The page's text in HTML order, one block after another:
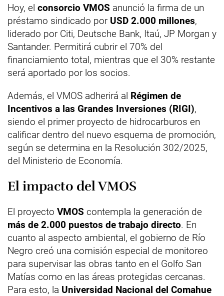
Hoy, el consorcio VMOS anunció la firma de un
préstamo sindicado por USD 2.000 millones,
liderado por Citi, Deutsche Bank, Itaú, JP Morgan y
Santander. Permitirá cubrir el 70% del
financiamiento total, mientras que el 30% restante
será aportado por los socios.
Además, el VMOS adherirá al Régimen de
Incentivos a las Grandes Inversiones (RIGI),
siendo el primer proyecto de hidrocarburos en
calificar dentro del nuevo esquema de promoción,
según se determina en la Resolución 302/2025,
del Ministerio de Economía.
El impacto del VMOS
El proyecto VMOS contempla la generación de
más de 2.000 puestos de trabajo directo. En
cuanto al aspecto ambiental, el gobierno de Río
Negro creó una comisión especial de monitoreo
para supervisar las obras tanto en el Golfo San
Matías como en las áreas protegidas cercanas.
Para esto, la Universidad Nacional del Comahue